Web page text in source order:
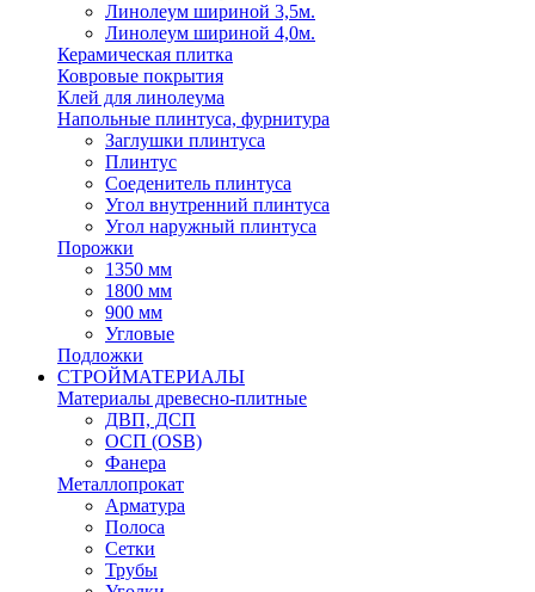
Линолеум шириной 3,5м.
Линолеум шириной 4,0м.
Керамическая плитка
Ковровые покрытия
Клей для линолеума
Напольные плинтуса, фурнитура
Заглушки плинтуса
Плинтус
Соеденитель плинтуса
Угол внутренний плинтуса
Угол наружный плинтуса
Порожки
1350 мм
1800 мм
900 мм
Угловые
Подложки
СТРОЙМАТЕРИАЛЫ
Материалы древесно-плитные
ДВП, ДСП
ОСП (OSB)
Фанера
Металлопрокат
Арматура
Полоса
Сетки
Трубы